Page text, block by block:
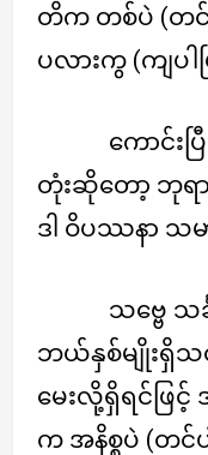
တိက တစ်ပဲ (တင်ပ
ပလားကွ (ကျပါ
ကောင်း
တုံးဆိုတော့ ဘုရ
ဒါ ဝိပဿနာ သမ
သဗ္ဗေ သ
ဘယ်နှစ်မျိုးရှိသ
မေးလို့ရှိရင်ဖြင့်
က အနိစ္စပဲ (တင်